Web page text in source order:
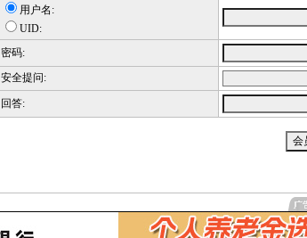
用户名:
UID:
密码:
安全提问:
回答: